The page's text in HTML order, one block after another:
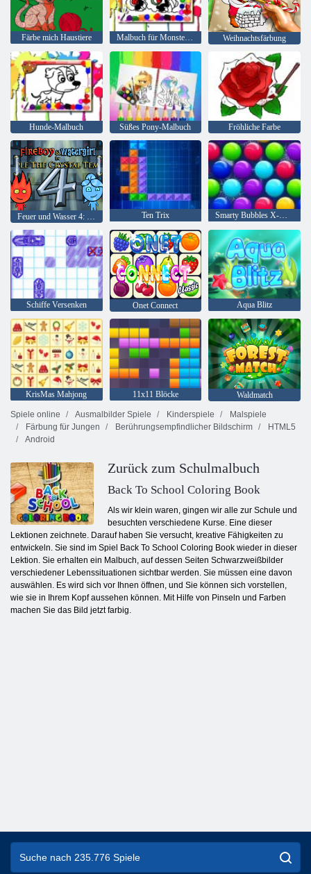
Färbe mich Haustiere Malbuch für Monster Truck Weihnachtsfärbung
Hunde-Malbuch Süßes Pony-Malbuch Fröhliche Farbe
Ten Trix Smarty Bubbles X-Mas
Schiffe Versenken Onet Connect Aqua Blitz
KrisMas Mahjong 11x11 Blöcke
Waldmatch
Spiele online
Ausmalbilder Spiele Kinderspiele
Malspiele
Färbung für Jungen
Berührungsempfindlicher Bildschirm
HTML5
Android
Zurück zum Schulmalbuch
Back To School Coloring Book
Als wir klein waren, gingen wir alle zur Schule und
besuchten verschiedene Kurse. Eine dieser
Lektionen zeichnete. Darauf haben Sie versucht, kreative Fähigkeiten zu
entwickeln. Sie sind im Spiel Back To School Coloring Book wieder in dieser
Lektion. Sie erhalten ein Malbuch, auf dessen Seiten Schwarzweißbilder
verschiedener Lebenssituationen sichtbar werden. Sie müssen eine davon
auswählen. Es wird sich vor Ihnen öffnen, und Sie können sich vorstellen,
wie sie in Ihrem Kopf aussehen können. Mit Hilfe von Pinseln und Farben
machen Sie das Bild jetzt farbig.